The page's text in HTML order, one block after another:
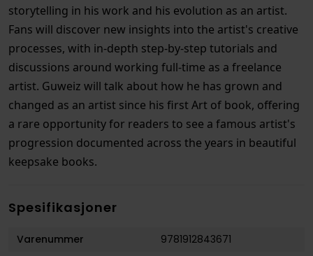
storytelling in his work and his evolution as an artist.
Fans will discover new insights into the artist's creative
processes, with in-depth step-by-step tutorials and
discussions around working full-time as a freelance
artist. Guweiz will talk about how he has grown and
changed as an artist since his first Art of book, offering
a rare opportunity for readers to see a famous artist's
progression documented across the years in beautiful
keepsake books.
Spesifikasjoner
Varenummer
9781912843671